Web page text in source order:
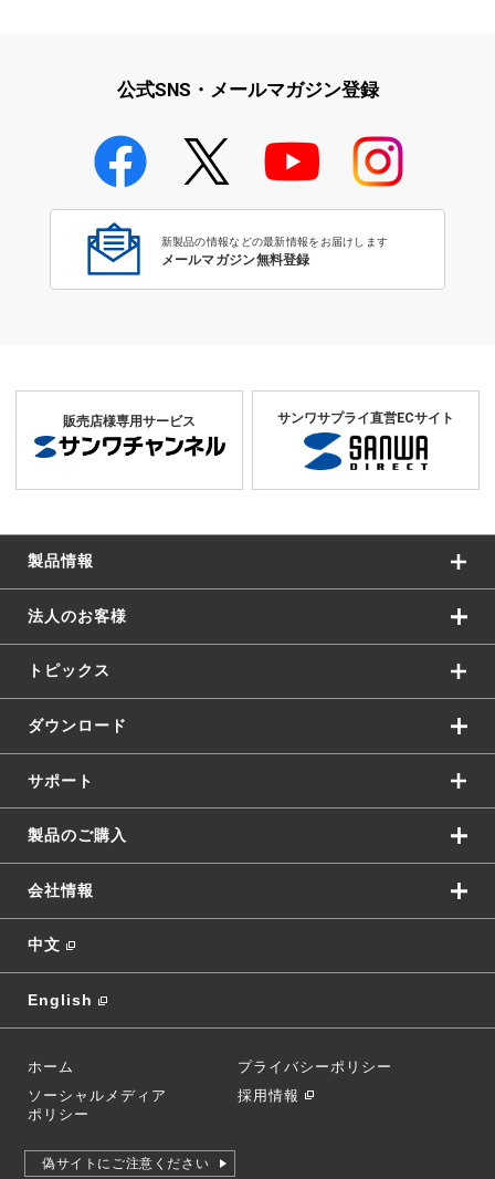
VESAを利用したiPad・タブレ
ット取り付けホル…
公式SNS・メールマガジン登録
新製品の情報などの最新情報をお届けします
メールマガジン無料登録
販売店様専用サービス サンワサプライ直営ECサイト
製品情報
法人のお客様
トピックス
ダウンロード
サポート
製品のご購入
会社情報
中文
English
ホーム
プライバシーポリシー
ソーシャルメディア
ポリシー
採用情報
偽サイトにご注意ください